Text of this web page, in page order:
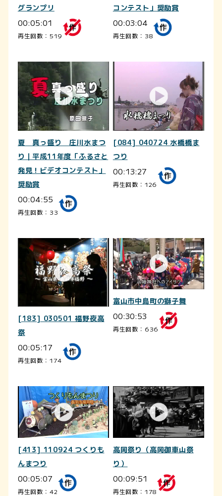
グランプリ
00:05:01
再生回数：519
コンテスト」奨励賞
00:03:04
再生回数：38
夏 真っ盛り 庄川水まつ
り｜平成11年度「ふるさと
発見！ビデオコンテスト」
奨励賞
00:04:55
再生回数：33
[084] 040724 水橋橋ま
つり
00:13:27
再生回数：126
[183] 030501 福野夜高
祭
00:05:17
再生回数：174
富山市中島町の獅子舞
00:30:53
再生回数：636
[413] 110924 つくりも
んまつり
00:05:07
再生回数：42
高岡祭り（高岡御車山祭
り）
00:09:51
再生回数：178